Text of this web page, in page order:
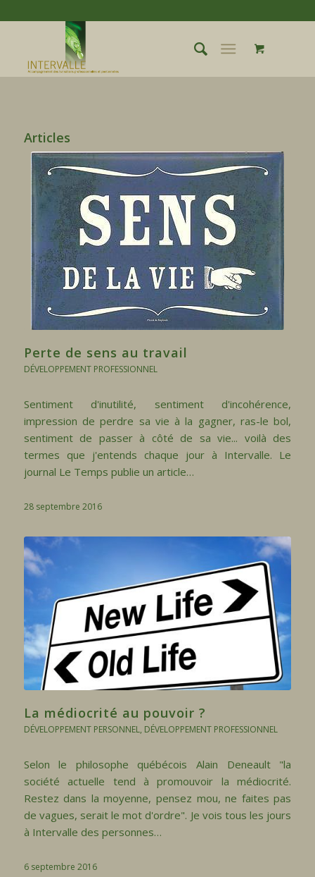
Articles
Perte de sens au travail
DÉVELOPPEMENT PROFESSIONNEL
Sentiment d'inutilité, sentiment d'incohérence,
impression de perdre sa vie à la gagner, ras-le bol,
sentiment de passer à côté de sa vie... voilà des
termes que j'entends chaque jour à Intervalle. Le
journal Le Temps publie un article…
28 septembre 2016
La médiocrité au pouvoir ?
DÉVELOPPEMENT PERSONNEL, DÉVELOPPEMENT PROFESSIONNEL
Selon le philosophe québécois Alain Deneault "la
société actuelle tend à promouvoir la médiocrité.
Restez dans la moyenne, pensez mou, ne faites pas
de vagues, serait le mot d'ordre". Je vois tous les jours
à Intervalle des personnes…
6 septembre 2016